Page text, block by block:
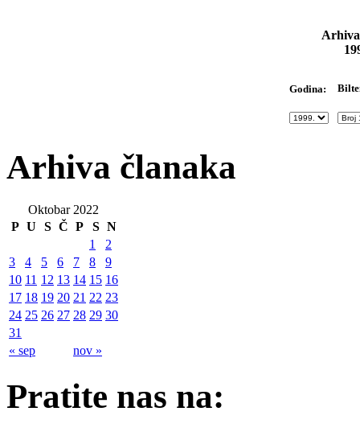
Godina:
Arhiva članaka
Oktobar 2022
P U S Č P S N
« sep nov »
1
2
3
4 5 6 7 8
9
10 11 12 13 14 15 16
17 18 19 20 21 22 23
24 25 26 27 28 29 30
31
Pratite nas na: